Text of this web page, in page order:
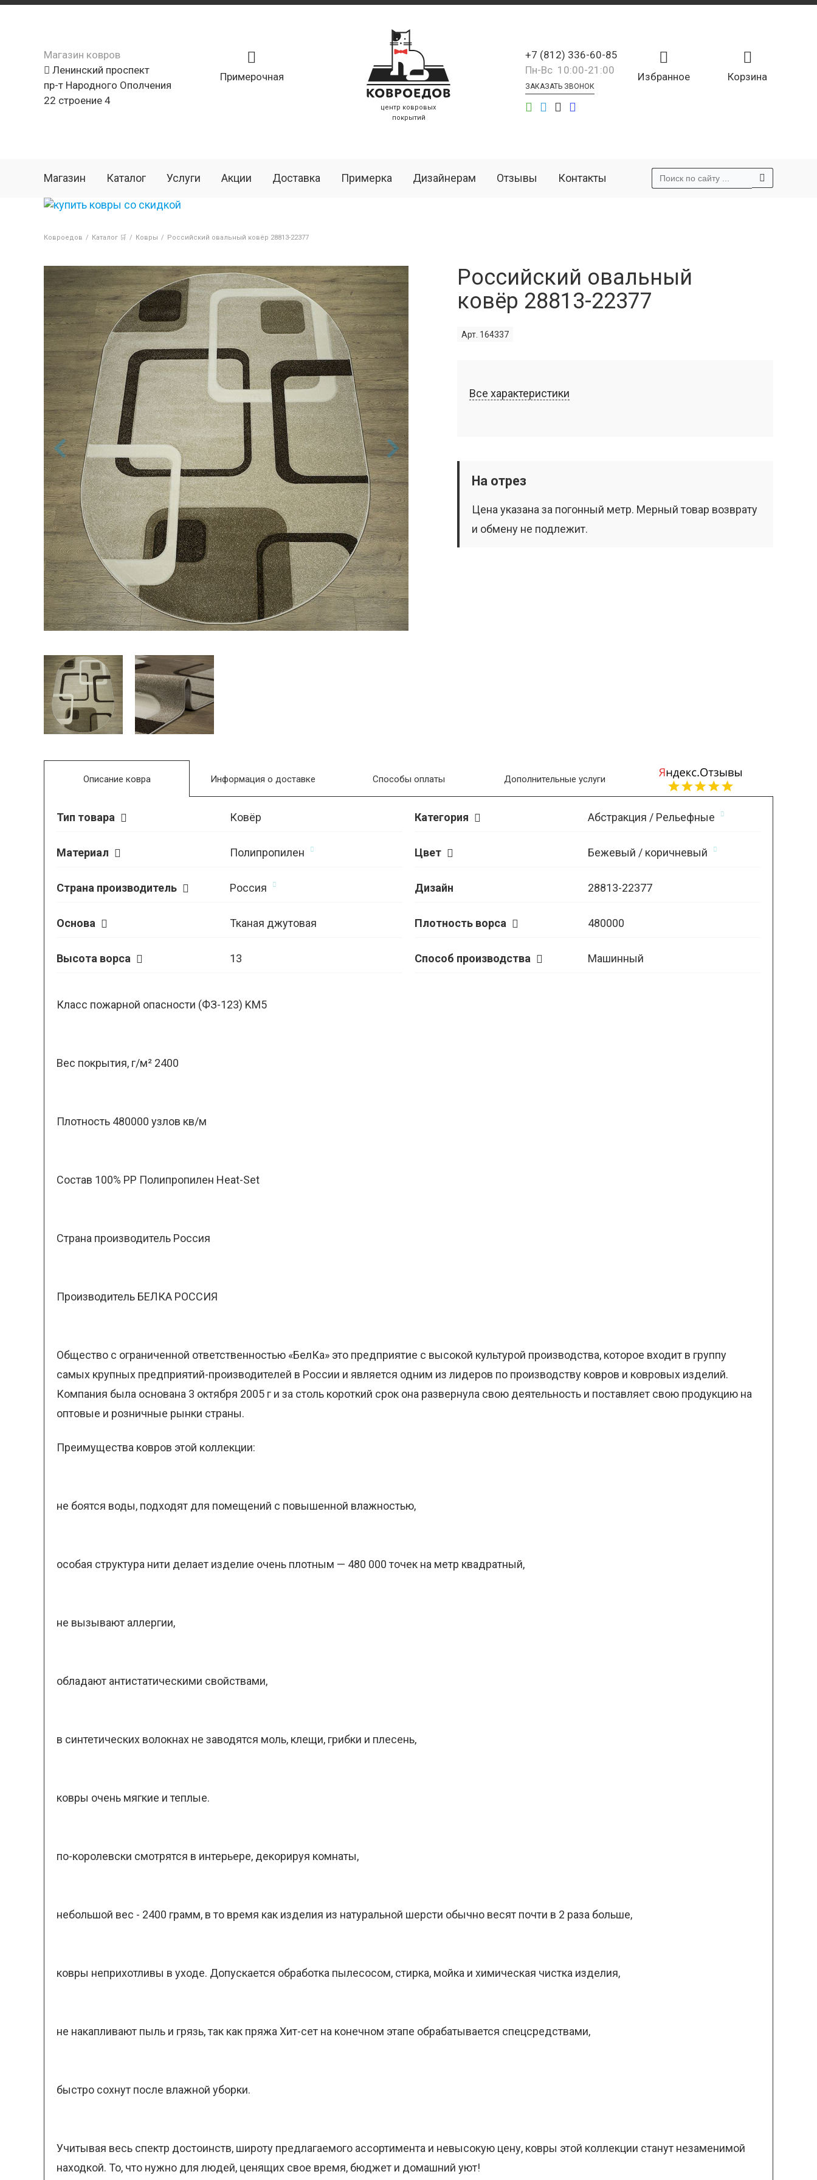
Магазин ковров
Ленинский проспект
пр-т Народного Ополчения
22 строение 4
Примерочная
центр ковровых
покрытий
Корзина
Избранное
+7 (812) 336-60-85
Пн-Вс 10:00-21:00
ЗАКАЗАТЬ ЗВОНОК
Магазин Каталог Услуги Акции Доставка Примерка Дизайнерам Отзывы Контакты
Ковроедов / Каталог 🛒 / Ковры / Российский овальный ковёр 28813-22377
Российский овальный
ковёр 28813-22377
Арт. 164337
Все характеристики
На отрез
Цена указана за погонный метр. Мерный товар возврату
и обмену не подлежит.
Описание ковра
Тип товара Ковёр Категория Абстракция / Рельефные
Материал Полипропилен Цвет Бежевый / коричневый
Страна производитель Россия Дизайн 28813-22377
Основа Тканая джутовая Плотность ворса 480000
Высота ворса 13 Способ производства Машинный
Класс пожарной опасности (ФЗ-123) KM5
Вес покрытия, г/м² 2400
Плотность 480000 узлов кв/м
Состав 100% PP Полипропилен Heat-Set
Страна производитель Россия
Производитель БЕЛКА РОССИЯ
Общество с ограниченной ответственностью «БелКа» это предприятие с высокой культурой производства, которое входит в группу
самых крупных предприятий-производителей в России и является одним из лидеров по производству ковров и ковровых изделий.
Компания была основана 3 октября 2005 г и за столь короткий срок она развернула свою деятельность и поставляет свою продукцию на
оптовые и розничные рынки страны.
Преимущества ковров этой коллекции:
не боятся воды, подходят для помещений с повышенной влажностью,
особая структура нити делает изделие очень плотным — 480 000 точек на метр квадратный,
не вызывают аллергии,
обладают антистатическими свойствами,
в синтетических волокнах не заводятся моль, клещи, грибки и плесень,
ковры очень мягкие и теплые.
по-королевски смотрятся в интерьере, декорируя комнаты,
небольшой вес - 2400 грамм, в то время как изделия из натуральной шерсти обычно весят почти в 2 раза больше,
ковры неприхотливы в уходе. Допускается обработка пылесосом, стирка, мойка и химическая чистка изделия,
не накапливают пыль и грязь, так как пряжа Хит-сет на конечном этапе обрабатывается спецсредствами,
быстро сохнут после влажной уборки.
Учитывая весь спектр достоинств, широту предлагаемого ассортимента и невысокую цену, ковры этой коллекции станут незаменимой
находкой. То, что нужно для людей, ценящих свое время, бюджет и домашний уют!
Информация о доставке Способы оплаты Дополнительные услуги